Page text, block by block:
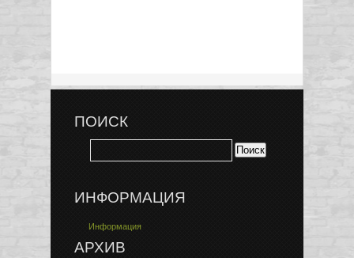
ПОИСК
ИНФОРМАЦИЯ
Информация
АРХИВ